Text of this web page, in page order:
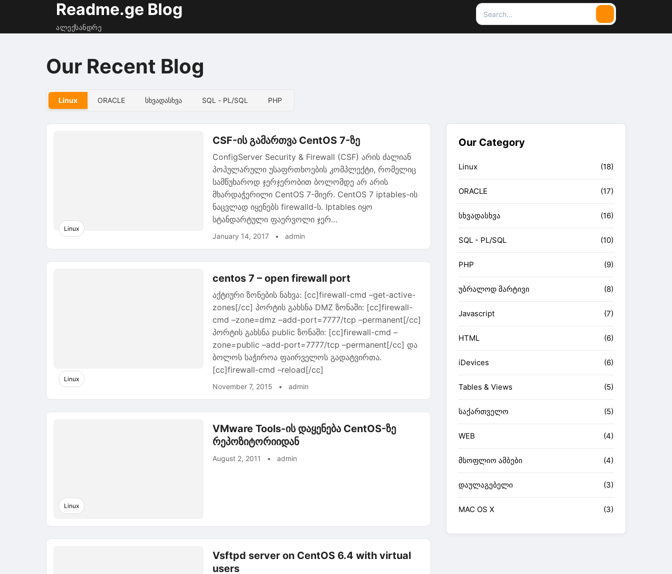
Readme.ge Blog
ალექსანდრე
Search
for:
Search
Our Recent Blog
Linux ORACLE Სხვადასხვა SQL - PL/SQL PHP
Linux
CSF-ის გამართვა CentOS 7-ზე
ConfigServer Security & Firewall (CSF) არის ძალიან
პოპულარული უსაფრთხოების კომპლექტი, რომელიც
სამწუხაროდ ჯერჯერობით ბოლომდე არ არის
მხარდაჭერილი CentOS 7-მიერ. CentOS 7 iptables-ის
ნაცვლად იყენებს firewalld-ს. Iptables იყო
სტანდარტული ფაერვოლი ჯერ…
January 14, 2017 • admin
Linux
centos 7 – open firewall port
აქტიური ზონების ნახვა: [cc]firewall-cmd –get-active-
zones[/cc] პორტის გახსნა DMZ ზონაში: [cc]firewall-
cmd –zone=dmz –add-port=7777/tcp –permanent[/cc]
პორტის გახსნა public ზონაში: [cc]firewall-cmd –
zone=public –add-port=7777/tcp –permanent[/cc] და
ბოლოს საჭიროა ფაირველოს გადატვირთა.
[cc]firewall-cmd –reload[/cc]
November 7, 2015 • admin
Linux
VMware Tools-ის დაყენება CentOS-ზე
რეპოზიტორიიდან
August 2, 2011 • admin
Vsftpd server on CentOS 6.4 with virtual
users
Our Category
Linux (18)
ORACLE (17)
სხვადასხვა (16)
SQL - PL/SQL (10)
PHP (9)
უბრალოდ მარტივი (8)
Javascript (7)
HTML (6)
iDevices (6)
Tables & Views (5)
საქართველო (5)
WEB (4)
მსოფლიო ამბები (4)
დაულაგებელი (3)
MAC OS X (3)